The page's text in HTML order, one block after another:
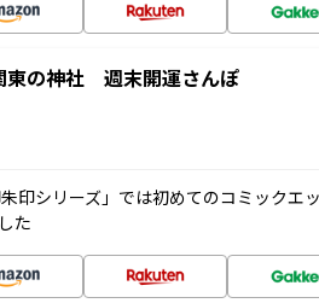
の神社 週末開運さんぽ
印シリーズ」では初めてのコミックエ
た